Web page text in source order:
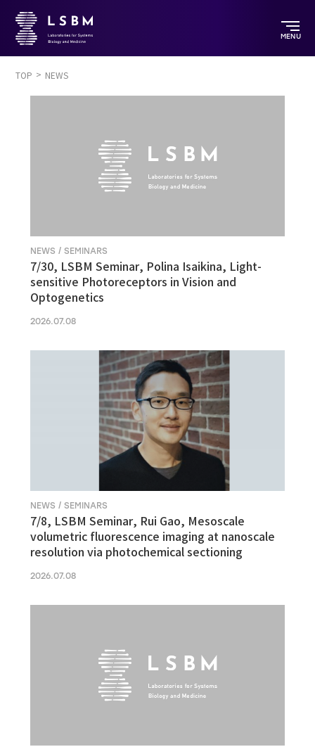
MENU
TOP NEWS
NEWS / SEMINARS
7/30, LSBM Seminar, Polina Isaikina, Light-
sensitive Photoreceptors in Vision and
Optogenetics
2026.07.08
NEWS / SEMINARS
7/8, LSBM Seminar, Rui Gao, Mesoscale
volumetric fluorescence imaging at nanoscale
resolution via photochemical sectioning
2026.07.08